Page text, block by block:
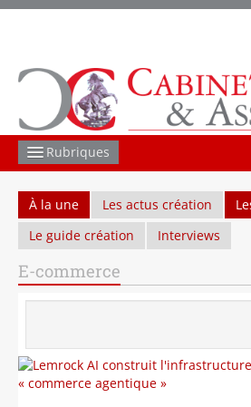
Rubriques
COMPTABILITÉ GESTION
SOCIAL
JURIDIQUE
ACTUS ET INFOS
À la une Les actus création
Le guide création
Interviews
E-commerce